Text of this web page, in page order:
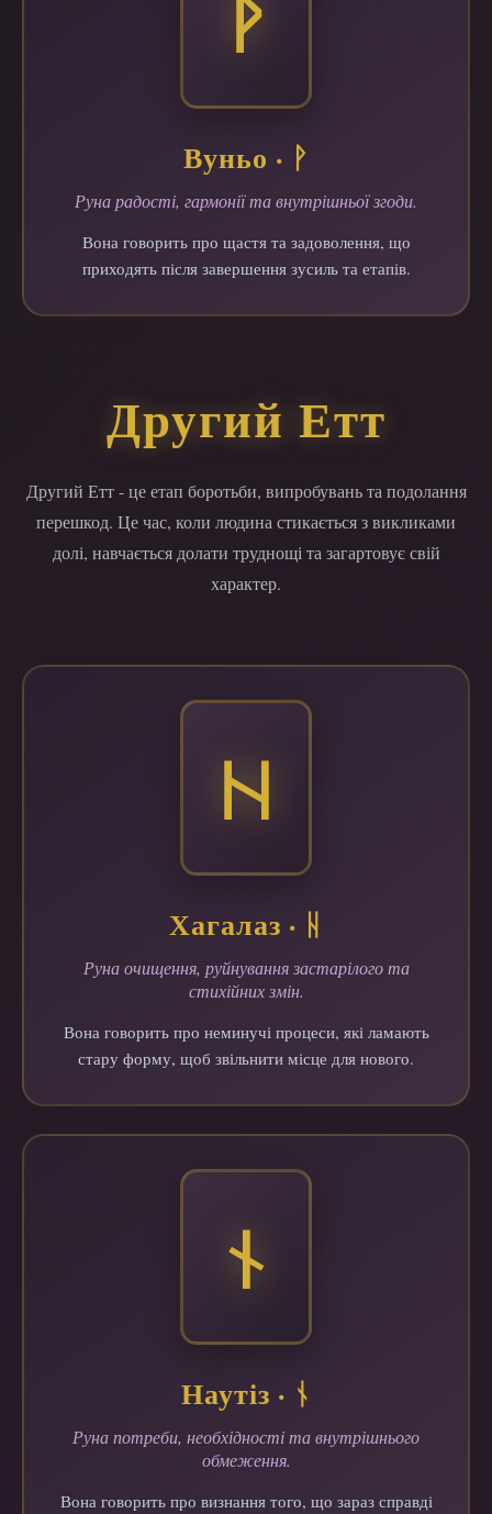
Вуньо · ᚹ
Руна радості, гармонії та внутрішньої згоди.
Вона говорить про щастя та задоволення, що
приходять після завершення зусиль та етапів.
Другий Етт
Другий Етт - це етап боротьби, випробувань та подолання
перешкод. Це час, коли людина стикається з викликами
долі, навчається долати труднощі та загартовує свій
характер.
ᚺ
Хагалаз · ᚺ
Руна очищення, руйнування застарілого та
стихійних змін.
Вона говорить про неминучі процеси, які ламають
стару форму, щоб звільнити місце для нового.
ᚾ
Наутіз · ᚾ
Руна потреби, необхідності та внутрішнього
обмеження.
Вона говорить про визнання того, що зараз справді